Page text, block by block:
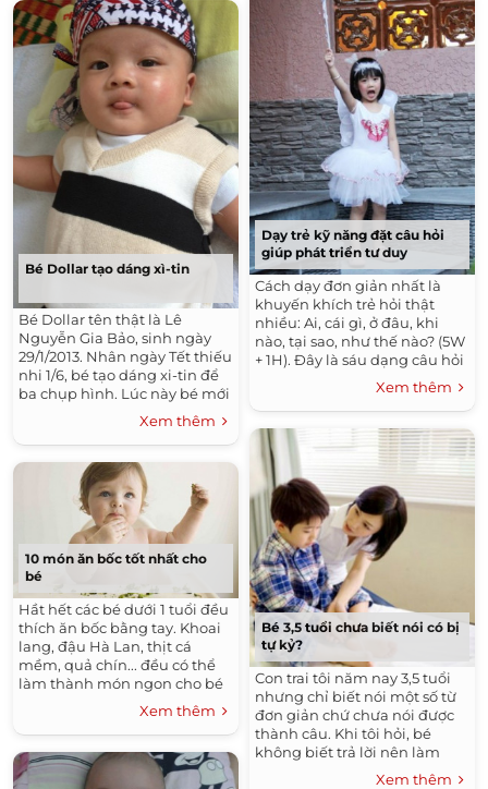
Bé Dollar tạo dáng xì-tin
Bé Dollar tên thật là Lê
Nguyễn Gia Bảo, sinh ngày
29/1/2013. Nhân ngày Tết thiếu
nhi 1/6, bé tạo dáng xi-tin để
ba chụp hình. Lúc này bé mới
hơn 4 tháng tuổi.Xem thêm
10 món ăn bốc tốt nhất cho
bé
Hầt hết các bé dưới 1 tuổi đều
thích ăn bốc bằng tay. Khoai
lang, đậu Hà Lan, thịt cá
mềm, quả chín... đều có thể
làm thành món ngon cho bé
Xem thêm
Dạy trẻ kỹ năng đặt câu hỏi
giúp phát triển tư duy
Cách dạy đơn giản nhất là
khuyến khích trẻ hỏi thật
nhiều: Ai, cái gì, ở đâu, khi
nào, tại sao, như thế nào? (5W
+ 1H). Đây là sáu dạng câu hỏi
cơ bản nhất để khám phá thế
giới xung quanh.
Xem thêm
Bé 3,5 tuổi chưa biết nói có bị
tự kỷ?
Con trai tôi năm nay 3,5 tuổi
nhưng chỉ biết nói một số từ
đơn giản chứ chưa nói được
thành câu. Khi tôi hỏi, bé
không biết trả lời nên làm
thinh, hoặc bỏ đi chỗ khác.
Xem thêm